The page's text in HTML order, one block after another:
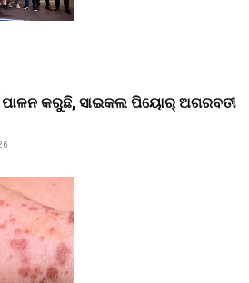
ପାଳନ କରୁଛି, ସାଇକଲ ପିୟୋର୍‌ ଅଗରବତୀ